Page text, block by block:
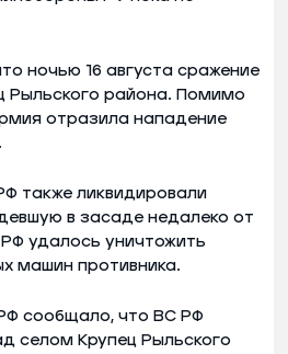
ночью 16 августа сражение
Рыльского района. Помимо
отразила нападение
также ликвидировали
в засаде недалеко от
удалось уничтожить
машин противника.
сообщало, что ВС РФ
селом Крупец Рыльского